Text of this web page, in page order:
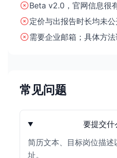
Beta v2.0，官网信息很
定价与出报告时长均未
需要企业邮箱；具体方
常见问题
要提交什
简历文本、目标岗位描
址。